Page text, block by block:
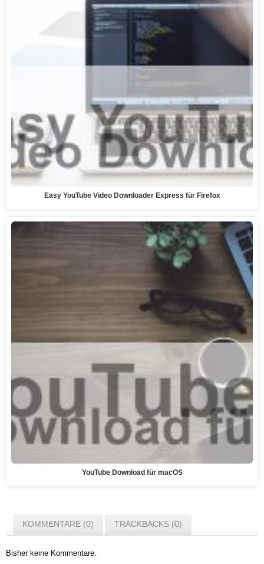
Easy YouTube Video Downloader Express für Firefox
YouTube Download für macOS
KOMMENTARE (0) TRACKBACKS (0)
Bisher keine Kommentare.